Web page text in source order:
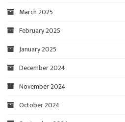
March 2025
February 2025
January 2025
December 2024
November 2024
October 2024